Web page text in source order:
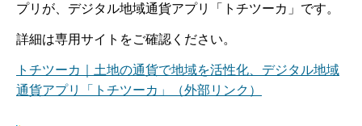
プリが、デジタル地域通貨アプリ「トチツーカ」です。
詳細は専用サイトをご確認ください。
トチツーカ｜土地の通貨で地域を活性化、デジタル地域
通貨アプリ「トチツーカ」（外部リンク）